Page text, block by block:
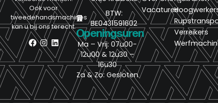
Ook voor
tweedehandsmachines
kan u bij ons terecht.
BTW:
BE0431591602
Openingsuren
Ma – Vrij: 07u00-
12u00 & 12u30 –
16u30
Za & Zo: Gesloten
Vacatures
Verreikers